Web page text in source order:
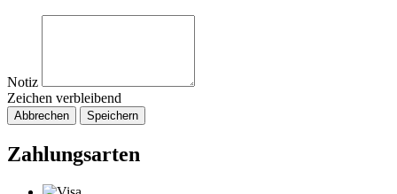
Notiz
Zeichen verbleibend
Abbrechen Speichern
Zahlungsarten